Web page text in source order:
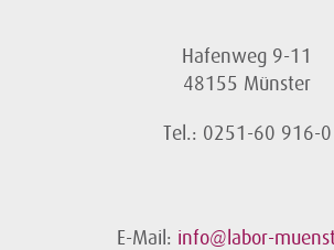
Hafenweg 9-11
48155 Münster
Tel.: 0251-60 916-0
E-Mail: info@labor-